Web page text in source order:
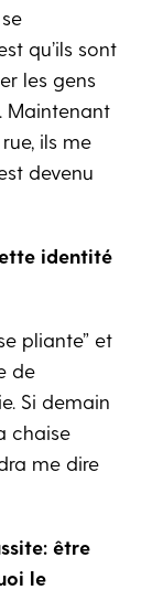
qu’ils sont
les gens
Maintenant
ils me
devenu
identité
pliante” et
de
Si demain
chaise
me dire
être
le